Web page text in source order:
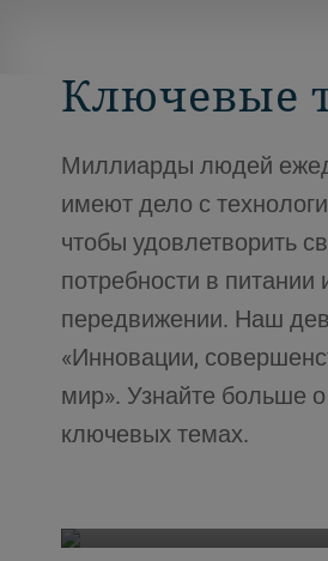
Ключевые
Миллиарды людей
имеют дело с
чтобы удовлетворить
потребности в питании
передвижении. Наш
«Инновации,
мир». Узнайте больше
ключевых темах.